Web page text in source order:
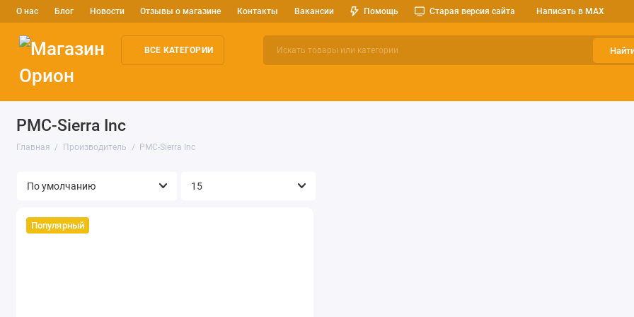
О нас Блог Новости Отзывы о магазине Контакты Вакансии Помощь Старая версия сайта Написать в MAX
ВСЕ КАТЕГОРИИ
Электронные компоненты
PMC-Sierra Inc
Главная Производитель PMC-Sierra Inc
Популярный